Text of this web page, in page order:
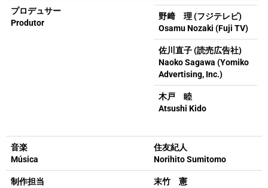
プロデュサー
Produtor
野﨑 理 (フジテレビ)
Osamu Nozaki (Fuji TV)
佐川直子 (読売広告社)
Naoko Sagawa (Yomiko
Advertising, Inc.)
木戸 睦
Atsushi Kido
音楽
Música
住友紀人
Norihito Sumitomo
制作担当
末竹 憲